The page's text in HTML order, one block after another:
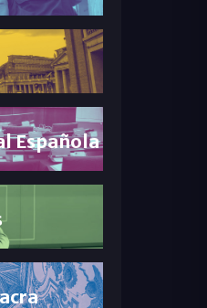
Española